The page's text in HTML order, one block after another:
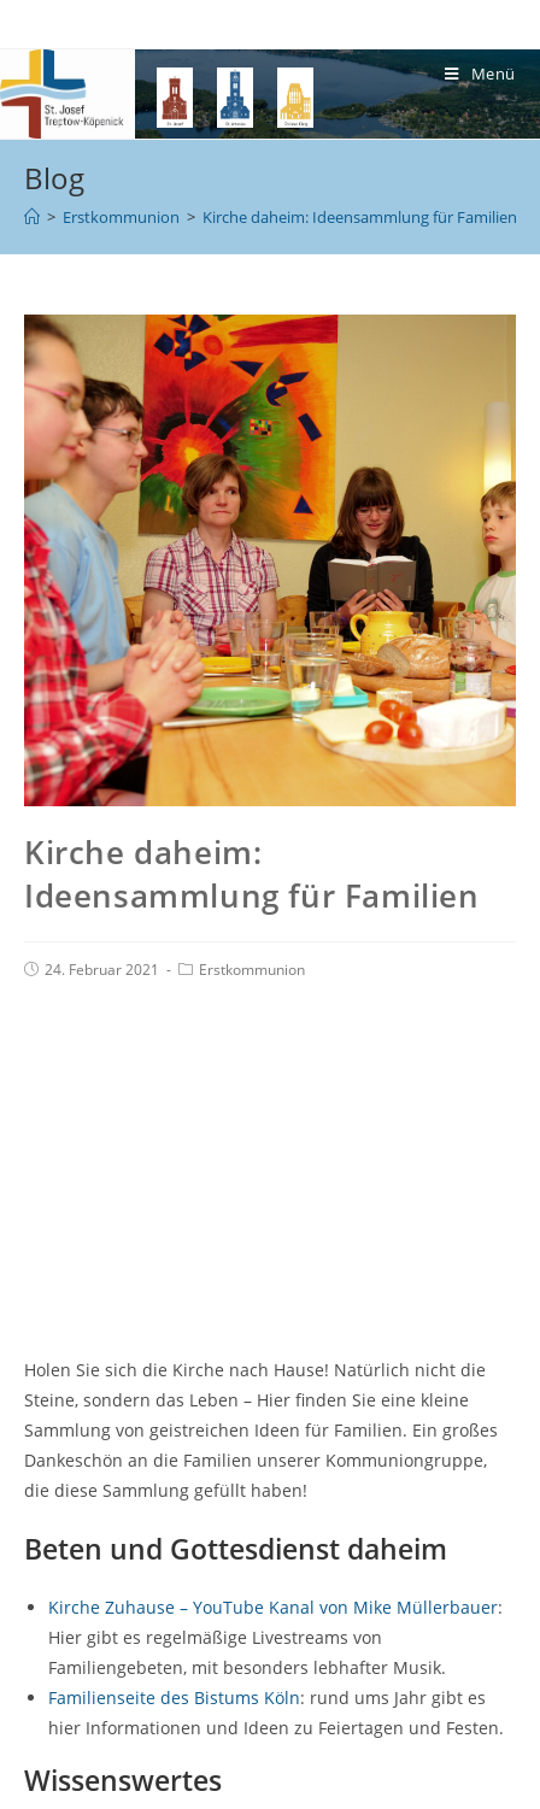
Menü
Blog
> Erstkommunion > Kirche daheim: Ideensammlung für Familien
Kirche daheim:
Ideensammlung für Familien
24. Februar 2021 Erstkommunion
Holen Sie sich die Kirche nach Hause! Natürlich nicht die
Steine, sondern das Leben – Hier finden Sie eine kleine
Sammlung von geistreichen Ideen für Familien. Ein großes
Dankeschön an die Familien unserer Kommuniongruppe,
die diese Sammlung gefüllt haben!
Beten und Gottesdienst daheim
Kirche Zuhause – YouTube Kanal von Mike Müllerbauer:
Hier gibt es regelmäßige Livestreams von
Familiengebeten, mit besonders lebhafter Musik.
Familienseite des Bistums Köln: rund ums Jahr gibt es
hier Informationen und Ideen zu Feiertagen und Festen.
Wissenswertes